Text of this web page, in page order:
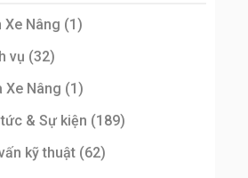
Xe Nâng (1)
vụ (32)
Xe Nâng (1)
& Sự kiện (189)
kỹ thuật (62)